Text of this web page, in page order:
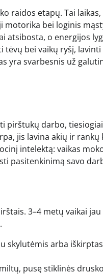
raidos etapų. Tai
bei loginis
atsibosta, o energijos
bei vaikų ryšį,
yra svarbesnis už
pirštukų darbo,
jis lavina akių ir
intelektą: vaikas
pasitenkinimą savo
3–4 metų vaikai
skylutėmis arba
pusę stiklinės